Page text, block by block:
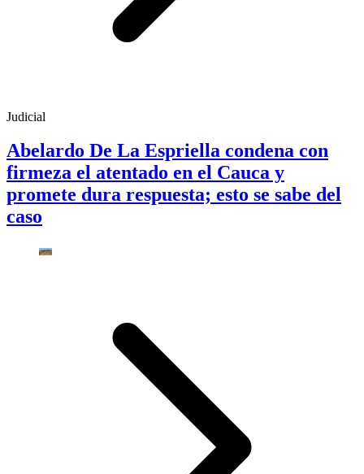
Judicial
Abelardo De La Espriella condena con
firmeza el atentado en el Cauca y
promete dura respuesta; esto se sabe del
caso